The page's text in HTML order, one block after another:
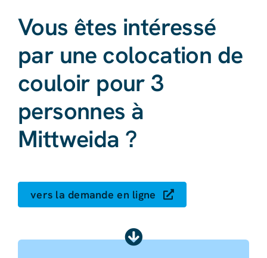
Vous êtes intéressé
par une colocation de
couloir pour 3
personnes à
Mittweida ?
vers la demande en ligne